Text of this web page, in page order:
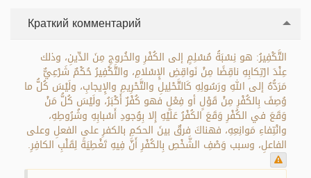
Краткий комментарий
التَّكْفِيرُ: هو نِسْبَةُ مُسْلِمٍ إلى الكُفْرِ والخُروجِ مِنَ الدِّينِ، وذلك
عِنْدَ ارْتِكابِهِ ناقِضًا مِنْ نَواقِضِ الإِسْلامِ، والتَّكْفِيرُ حُكْمٌ شَرْعِيٌّ
مَرَدُّهُ إلى اللهِ ورَسُولِهِ كَالتَّحْلِيلِ والتَّحْرِيمِ والإِيجابِ، ولَيْسَ كُلُّ ما
وُصِفَ بِالكُفْرِ مِنْ قَوْلٍ أو فِعْلٍ فهو كُفْرٌ أَكْبَرُ، ولَيْسَ كُلُّ مَنْ
وَقَعَ في الكُفْرِ وَقَعَ الكُفْرُ عَلَيْهِ إِلا بِوُجودِ أَسْبابِهِ وشُرُوطِهِ،
وانْتِفاءِ مَوانِعِهِ، فهناكَ فرقٌ بينَ الحكمِ بالكفرِ على الفعلِ وعلى
الفاعلِ، وسبب وَصْفِ الشَّخْصِ بِالكُفْرِ أَنَّ فِيهِ تَغْطِيَةً لِقَلْبِ الكافِرِ.